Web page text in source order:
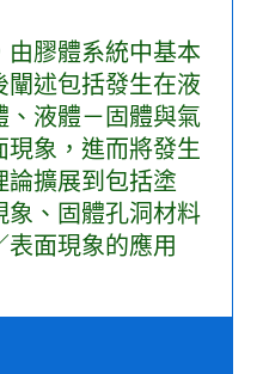
膠體系統中基本
闡述包括發生在液
、液體－固體與氣
象，進而將發生
論擴展到包括塗
象、固體孔洞材料
面現象的應用